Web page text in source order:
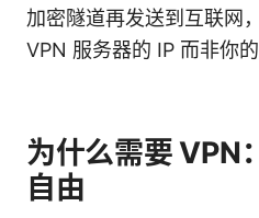
加密隧道再发送到互联网
VPN 服务器的 IP 而非你的
为什么需要 VPN
自由